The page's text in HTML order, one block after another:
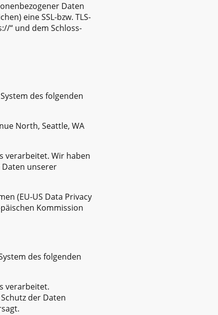
Daten
eine SSL-bzw. TLS-
“ und dem Schloss-
des folgenden
North, Seattle, WA
verarbeitet. Wir haben
unserer
(EU-US Data Privacy
Kommission
des folgenden
verarbeitet.
der Daten